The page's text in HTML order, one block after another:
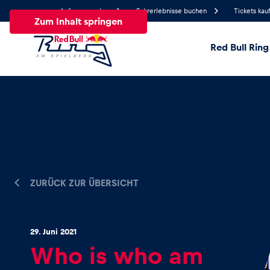
Zum Inhalt springen
Anfrage senden Fahrerlebnisse buchen Tickets
Red Bull Ring
News
ZURÜCK ZUR ÜBERSICHT
29. Juni 2021
Who is who am